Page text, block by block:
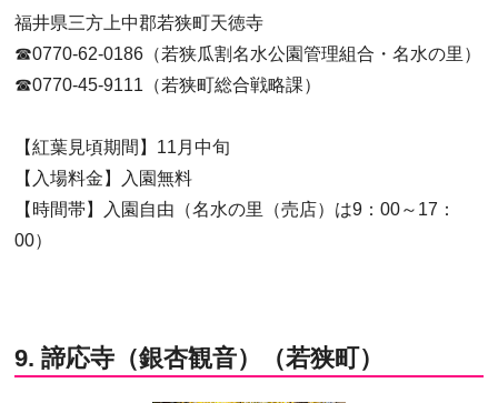
福井県三方上中郡若狭町天徳寺
☎0770-62-0186（若狭瓜割名水公園管理組合・名水の里）
☎0770-45-9111（若狭町総合戦略課）
【紅葉見頃期間】11月中旬
【入場料金】入園無料
【時間帯】入園自由（名水の里（売店）は9：00～17：
00）
9. 諦応寺（銀杏観音）（若狭町）